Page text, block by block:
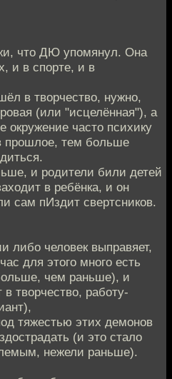
что ДЮ упомянул. Она
и в спорте, и в
в творчество, нужно,
(или "исцелённая"), а
окружение часто психику
прошлое, тем больше
и родители били детей
в ребёнка, и он
сам пИздит свертсников.
либо человек выправяет,
для этого много есть
чем раньше), и
в творчество, работу-
тяжестью этих демонов
(и это стало
нежели раньше).